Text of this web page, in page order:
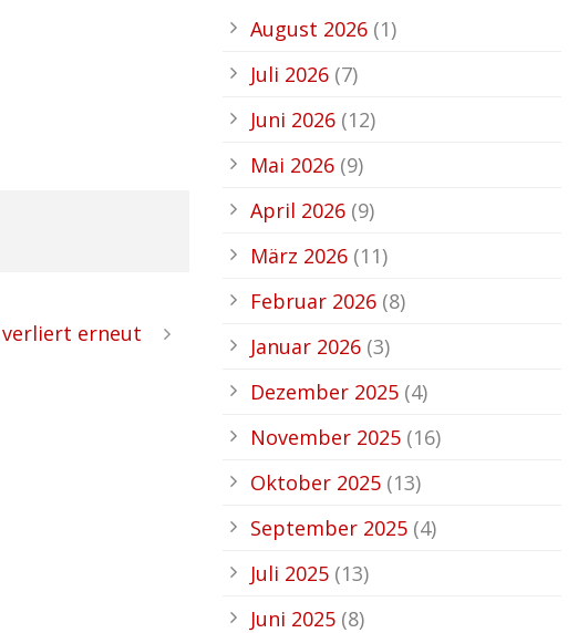
verliert erneut
August 2026 (1)
Juli 2026 (7)
Juni 2026 (12)
Mai 2026 (9)
April 2026 (9)
März 2026 (11)
Februar 2026 (8)
Januar 2026 (3)
Dezember 2025 (4)
November 2025 (16)
Oktober 2025 (13)
September 2025 (4)
Juli 2025 (13)
Juni 2025 (8)